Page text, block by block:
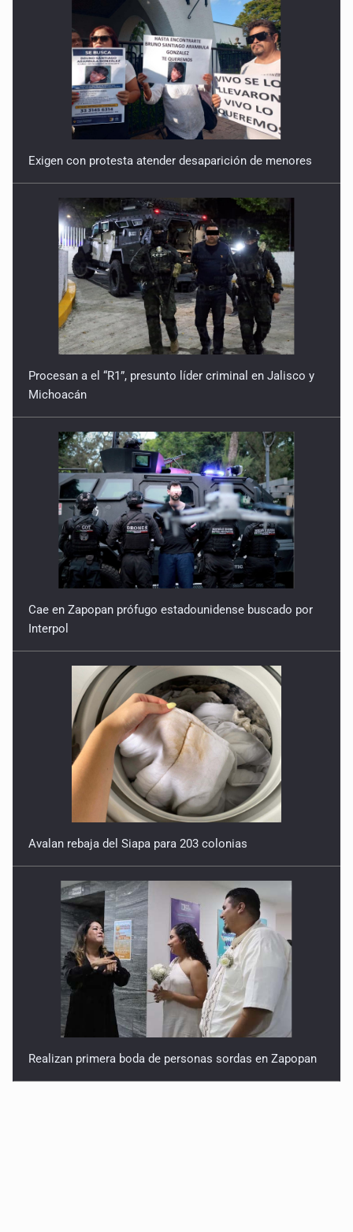
Exigen con protesta atender desaparición de menores
Procesan a el “R1”, presunto líder criminal en Jalisco y
Michoacán
Cae en Zapopan prófugo estadounidense buscado por
Interpol
Avalan rebaja del Siapa para 203 colonias
Realizan primera boda de personas sordas en Zapopan